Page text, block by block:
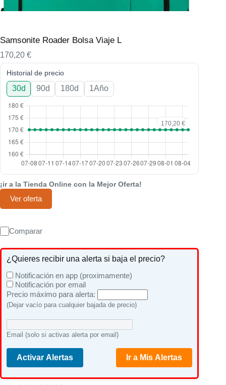
Samsonite Roader Bolsa Viaje L
170,20 €
Historial de precio
30d 90d 180d 1Año
¡ir a la Tienda Online con la Mejor Oferta!
Ver oferta
Comparar
¿Quieres recibir una alerta si baja el precio?
Notificación en app (proximamente)
Notificación por email
Precio máximo para alerta:
(Dejar vacío para cualquier bajada de precio)
Email (solo si activas alerta por email)
Activar Alertas Ir a Mis Alertas